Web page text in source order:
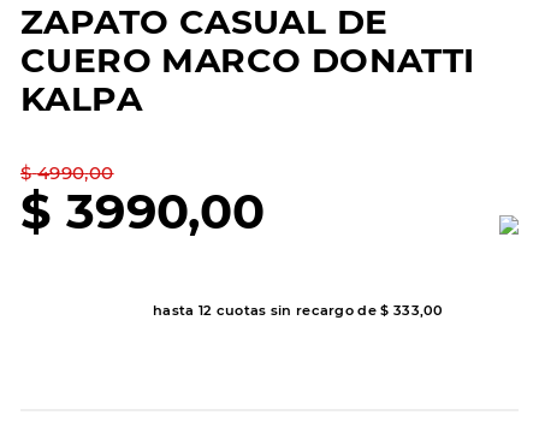
ZAPATO CASUAL DE
CUERO MARCO DONATTI
KALPA
$ 4990,00
$ 3990,00
hasta 12 cuotas sin recargo de$ 333,00
3.
skechers slip-ins